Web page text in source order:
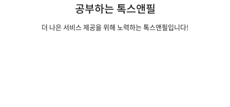
공부하는 톡스앤필
더 나은 서비스 제공을 위해 노력하는 톡스앤필입니다!